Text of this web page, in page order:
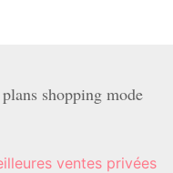
shopping mode
ventes privées